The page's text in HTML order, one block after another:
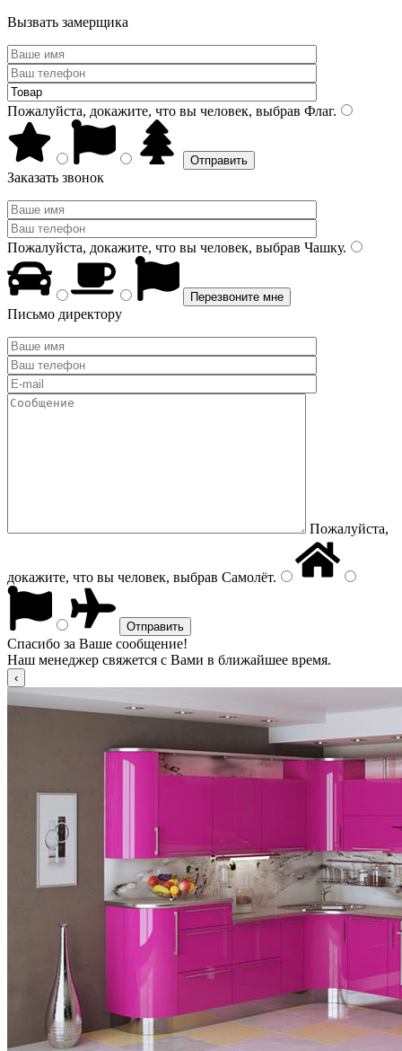
Вызвать замерщика
Пожалуйста, докажите, что вы человек, выбрав Флаг.
Заказать звонок
Пожалуйста, докажите, что вы человек, выбрав Чашку.
Письмо директору
Пожалуйста,
докажите, что вы человек, выбрав Самолёт.
Спасибо за Ваше сообщение!
Наш менеджер свяжется с Вами в ближайшее время.